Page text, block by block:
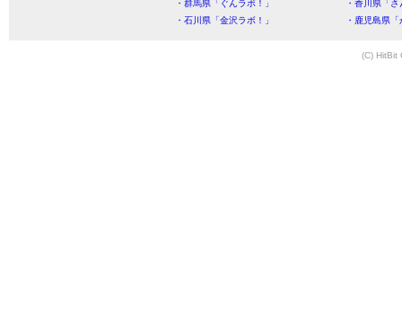
・群馬県「ぐんラボ！」
・香川県「
・石川県「金沢ラボ！」
・鹿児島県
(C) HitBit